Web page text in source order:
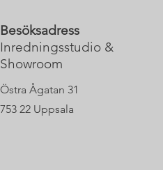
Besöksadress
Inredningsstudio &
Showroom
Östra Ågatan 31
753 22 Uppsala